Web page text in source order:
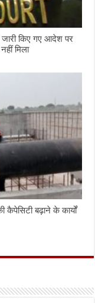
जारी किए गए आदेश पर
मिला
कैपेसिटी बढ़ाने के कार्यों